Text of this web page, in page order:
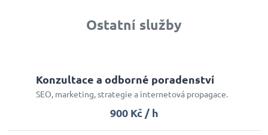
Ostatní služby
Konzultace a odborné poradenství
SEO, marketing, strategie a internetová propagace.
900 Kč / h